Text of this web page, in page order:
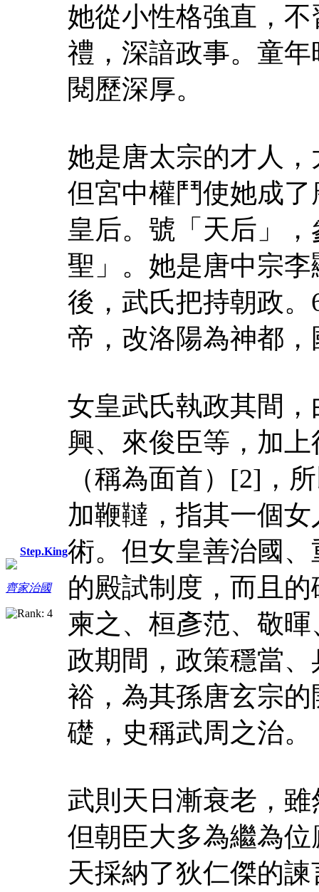
Step.King
齊家治國
她從小性格強直，
禮，深諳政事。童
閱歷深厚。
她是唐太宗的才人
但宮中權鬥使她成
皇后。號「天后」
聖」。她是唐中宗
後，武氏把持朝政
帝，改洛陽為神都
女皇武氏執政其間
興、來俊臣等，加
（稱為面首）[2]，
加鞭韃，指其一個
術。但女皇善治國
的殿試制度，而且
柬之、桓彥范、敬
政期間，政策穩當
裕，為其孫唐玄宗
礎，史稱武周之治。
武則天日漸衰老，
但朝臣大多為繼為
天採納了狄仁傑的